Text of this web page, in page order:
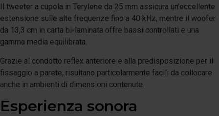
Il tweeter a cupola in Terylene da 25 mm assicura un'eccellente
estensione sulle alte frequenze fino a 40 kHz, mentre il woofer
da 13,3 cm in carta bi-laminata offre bassi controllati e una
gamma media equilibrata.
Grazie al condotto reflex anteriore e alla predisposizione per il
fissaggio a parete, risultano particolarmente facili da collocare
anche in ambienti di dimensioni contenute.
Esperienza sonora